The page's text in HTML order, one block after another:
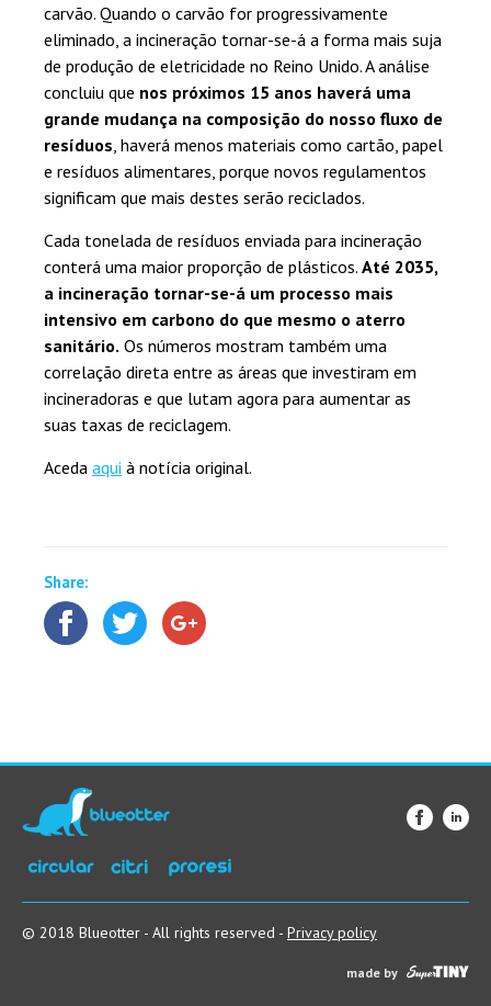
carvão. Quando o carvão for progressivamente
eliminado, a incineração tornar-se-á a forma mais suja
de produção de eletricidade no Reino Unido. A análise
concluiu que nos próximos 15 anos haverá uma
grande mudança na composição do nosso fluxo de
resíduos , haverá menos materiais como cartão, papel
e resíduos alimentares, porque novos regulamentos
significam que mais destes serão reciclados.
Cada tonelada de resíduos enviada para incineração
conterá uma maior proporção de plásticos. Até 2035,
a incineração tornar-se-á um processo mais
intensivo em carbono do que mesmo o aterro
sanitário. Os números mostram também uma
correlação direta entre as áreas que investiram em
incineradoras e que lutam agora para aumentar as
suas taxas de reciclagem.
Aceda aqui à notícia original.
Share:
© 2018 Blueotter - All rights reserved - Privacy policy
made by